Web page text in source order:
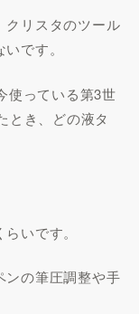
クリスタのツール
です。
使っている第3世
とき、どの液タ
いです。
ンの筆圧調整や手